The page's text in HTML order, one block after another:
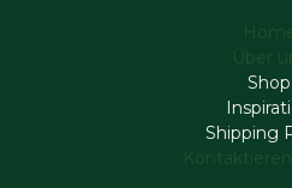
Über
Shop
Shipping